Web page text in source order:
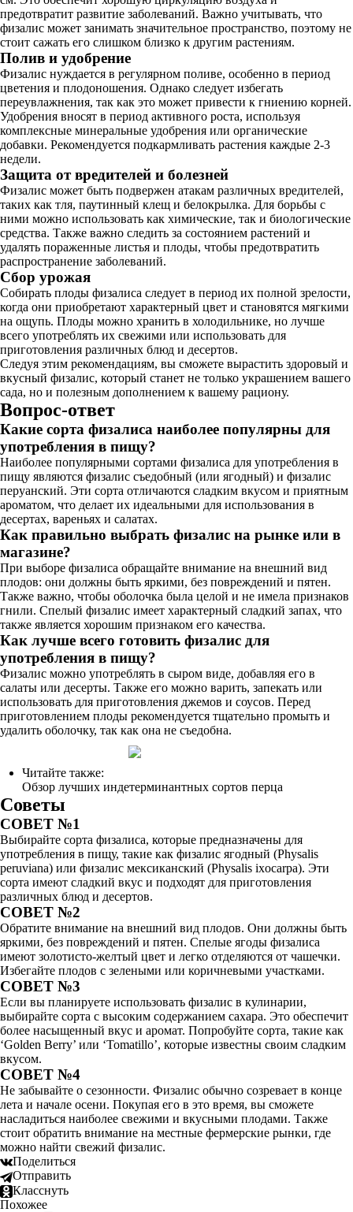
предотвратит развитие заболеваний. Важно учитывать, что
физалис может занимать значительное пространство, поэтому не
стоит сажать его слишком близко к другим растениям.
Полив и удобрение
Физалис нуждается в регулярном поливе, особенно в период
цветения и плодоношения. Однако следует избегать
переувлажнения, так как это может привести к гниению корней.
Удобрения вносят в период активного роста, используя
комплексные минеральные удобрения или органические
добавки. Рекомендуется подкармливать растения каждые 2-3
недели.
Защита от вредителей и болезней
Физалис может быть подвержен атакам различных вредителей,
таких как тля, паутинный клещ и белокрылка. Для борьбы с
ними можно использовать как химические, так и биологические
средства. Также важно следить за состоянием растений и
удалять пораженные листья и плоды, чтобы предотвратить
распространение заболеваний.
Сбор урожая
Собирать плоды физалиса следует в период их полной зрелости,
когда они приобретают характерный цвет и становятся мягкими
на ощупь. Плоды можно хранить в холодильнике, но лучше
всего употреблять их свежими или использовать для
приготовления различных блюд и десертов.
Следуя этим рекомендациям, вы сможете вырастить здоровый и
вкусный физалис, который станет не только украшением вашего
сада, но и полезным дополнением к вашему рациону.
Вопрос-ответ
Какие сорта физалиса наиболее популярны для
употребления в пищу?
Наиболее популярными сортами физалиса для употребления в
пищу являются физалис съедобный (или ягодный) и физалис
перуанский. Эти сорта отличаются сладким вкусом и приятным
ароматом, что делает их идеальными для использования в
десертах, вареньях и салатах.
Как правильно выбрать физалис на рынке или в
магазине?
При выборе физалиса обращайте внимание на внешний вид
плодов: они должны быть яркими, без повреждений и пятен.
Также важно, чтобы оболочка была целой и не имела признаков
гнили. Спелый физалис имеет характерный сладкий запах, что
также является хорошим признаком его качества.
Как лучше всего готовить физалис для
употребления в пищу?
Физалис можно употреблять в сыром виде, добавляя его в
салаты или десерты. Также его можно варить, запекать или
использовать для приготовления джемов и соусов. Перед
приготовлением плоды рекомендуется тщательно промыть и
удалить оболочку, так как она не съедобна.
Читайте также:
Обзор лучших индетерминантных сортов перца
Советы
СОВЕТ №1
Выбирайте сорта физалиса, которые предназначены для
употребления в пищу, такие как физалис ягодный (Physalis
peruviana) или физалис мексиканский (Physalis ixocarpa). Эти
сорта имеют сладкий вкус и подходят для приготовления
различных блюд и десертов.
СОВЕТ №2
Обратите внимание на внешний вид плодов. Они должны быть
яркими, без повреждений и пятен. Спелые ягоды физалиса
имеют золотисто-желтый цвет и легко отделяются от чашечки.
Избегайте плодов с зелеными или коричневыми участками.
СОВЕТ №3
Если вы планируете использовать физалис в кулинарии,
выбирайте сорта с высоким содержанием сахара. Это обеспечит
более насыщенный вкус и аромат. Попробуйте сорта, такие как
‘Golden Berry’ или ‘Tomatillo’, которые известны своим сладким
вкусом.
СОВЕТ №4
Не забывайте о сезонности. Физалис обычно созревает в конце
лета и начале осени. Покупая его в это время, вы сможете
насладиться наиболее свежими и вкусными плодами. Также
стоит обратить внимание на местные фермерские рынки, где
можно найти свежий физалис.
Поделиться
Отправить
Класснуть
Похожее